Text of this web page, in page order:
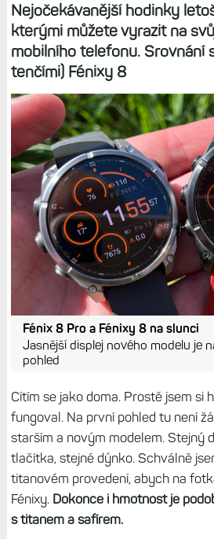
Nejočekávanější hodinky
kterými můžete vyrazit na
mobilního telefonu. Srovnání
tenčími) Fénixy 8
Fénix 8 Pro a Fénixy 8 na slunci
Jasnější displej nového modelu je
pohled
Cítím se jako doma. Prostě jsem si
fungoval. Na první pohled tu není
starším a novým modelem. Stejný
tlačítka, stejné dýnko. Schválně
titanovém provedení, abych na
Fénixy. Dokonce i hmotnost je
s titanem a safírem.